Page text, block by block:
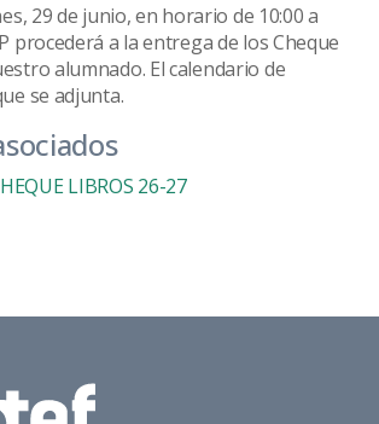
29 de junio, en horario de 10:00 a
procederá a la entrega de los Cheque
alumnado. El calendario de
se adjunta.
LIBROS 26-27